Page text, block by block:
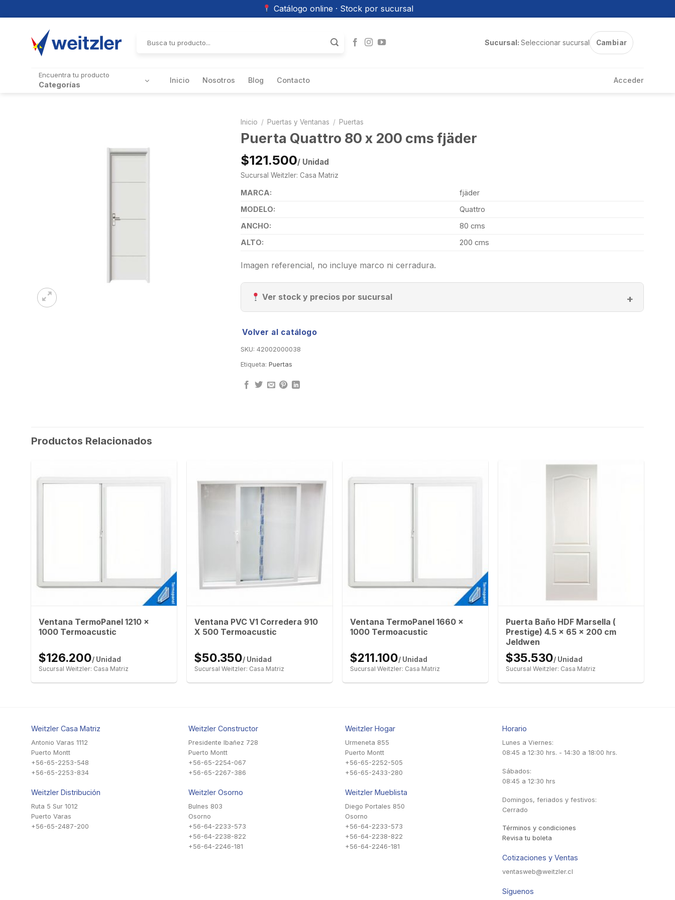
Catálogo online · Stock por sucursal
por:
Sucursal: Seleccionar sucursal Cambiar
Encuentra tu producto
Categorías Inicio Nosotros Blog Contacto Acceder
Inicio / Puertas y Ventanas / Puertas
Puerta Quattro 80 x 200 cms fjäder
$121.500/ Unidad
Sucursal Weitzler: Casa Matriz
MARCA:
fjäder
MODELO:
Quattro
ANCHO:
80 cms
ALTO:
200 cms
Imagen referencial, no incluye marco ni cerradura.
Ver stock y precios por sucursal
Volver al catálogo
SKU: 42002000038
Etiqueta: Puertas
Productos Relacionados
Ventana TermoPanel 1210 x
1000 Termoacustic
$126.200/ Unidad
Sucursal Weitzler: Casa Matriz
Ventana PVC V1 Corredera 910
X 500 Termoacustic
$50.350/ Unidad
Sucursal Weitzler: Casa Matriz
Ventana TermoPanel 1660 x
1000 Termoacustic
$211.100/ Unidad
Sucursal Weitzler: Casa Matriz
Puerta Baño HDF Marsella (
Prestige) 4.5 x 65 x 200 cm
Jeldwen
$35.530/ Unidad
Sucursal Weitzler: Casa Matriz
Weitzler Casa Matriz
Antonio Varas 1112
Puerto Montt
+56-65-2253-548
+56-65-2253-834
Weitzler Distribución
Ruta 5 Sur 1012
Puerto Varas
+56-65-2487-200
Weitzler Constructor
Presidente Ibañez 728
Puerto Montt
+56-65-2254-067
+56-65-2267-386
Weitzler Osorno
Bulnes 803
Osorno
+56-64-2233-573
+56-64-2238-822
+56-64-2246-181
Weitzler Hogar
Urmeneta 855
Puerto Montt
+56-65-2252-505
+56-65-2433-280
Weitzler Mueblista
Diego Portales 850
Osorno
+56-64-2233-573
+56-64-2238-822
+56-64-2246-181
Horario
Lunes a Viernes:
08:45 a 12:30 hrs. - 14:30 a 18:00 hrs.
Sábados:
08:45 a 12:30 hrs
Domingos, feriados y festivos:
Cerrado
Términos y condiciones
Revisa tu boleta
Cotizaciones y Ventas
ventasweb@weitzler.cl
Síguenos